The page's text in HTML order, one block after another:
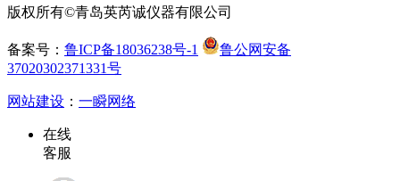
版权所有©青岛英芮诚仪器有限公司
备案号： 鲁ICP备18036238号-1
鲁公网安备
37020302371331号
网站建设 ： 一瞬网络
在线
客服